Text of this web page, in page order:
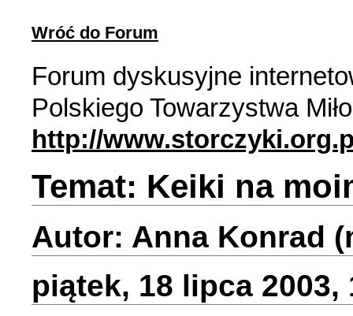
Wróć do Forum
Forum dyskusyjne
Polskiego Towarzystwa
http://
Temat: Keiki na
Autor: Anna Konrad
piątek, 18 lipca 2003,